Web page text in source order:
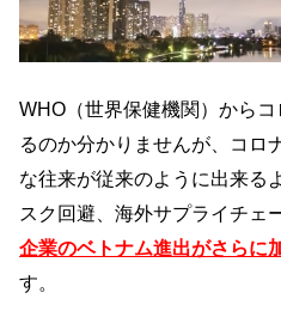
WHO（世界保健機関）から
るのか分かりませんが、コロ
な往来が従来のように出来る
スク回避、海外サプライチェ
企業のベトナム進出がさらに
す。